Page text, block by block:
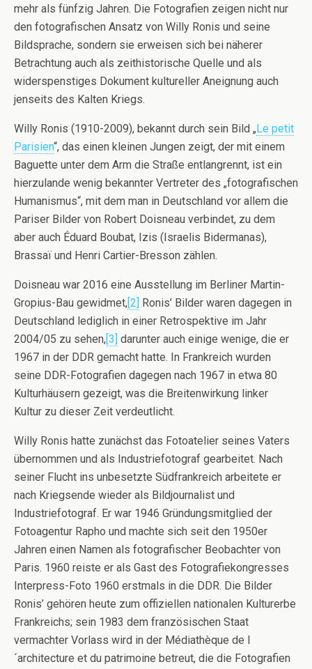
mehr als fünfzig Jahren. Die Fotografien zeigen nicht nur
den fotografischen Ansatz von Willy Ronis und seine
Bildsprache, sondern sie erweisen sich bei näherer
Betrachtung auch als zeithistorische Quelle und als
widerspenstiges Dokument kultureller Aneignung auch
jenseits des Kalten Kriegs.
Willy Ronis (1910-2009), bekannt durch sein Bild „ Le petit
Parisien“, das einen kleinen Jungen zeigt, der mit einem
Baguette unter dem Arm die Straße entlangrennt, ist ein
hierzulande wenig bekannter Vertreter des „fotografischen
Humanismus“, mit dem man in Deutschland vor allem die
Pariser Bilder von Robert Doisneau verbindet, zu dem
aber auch Éduard Boubat, Izis (Israelis Bidermanas),
Brassaï und Henri Cartier-Bresson zählen.
Doisneau war 2016 eine Ausstellung im Berliner Martin-
Gropius-Bau gewidmet, [2]
Ronis’ Bilder waren dagegen in
Deutschland lediglich in einer Retrospektive im Jahr
2004/05 zu sehen, [3] darunter auch einige wenige, die er
1967 in der DDR gemacht hatte. In Frankreich wurden
seine DDR-Fotografien dagegen nach 1967 in etwa 80
Kulturhäusern gezeigt, was die Breitenwirkung linker
Kultur zu dieser Zeit verdeutlicht.
Willy Ronis hatte zunächst das Fotoatelier seines Vaters
übernommen und als Industriefotograf gearbeitet. Nach
seiner Flucht ins unbesetzte Südfrankreich arbeitete er
nach Kriegsende wieder als Bildjournalist und
Industriefotograf. Er war 1946 Gründungsmitglied der
Fotoagentur Rapho und machte sich seit den 1950er
Jahren einen Namen als fotografischer Beobachter von
Paris. 1960 reiste er als Gast des Fotografiekongresses
Interpress-Foto 1960 erstmals in die DDR. Die Bilder
Ronis’ gehören heute zum offiziellen nationalen Kulturerbe
Frankreichs; sein 1983 dem französischen Staat
vermachter Vorlass wird in der Médiathèque de l
´architecture et du patrimoine betreut, die die Fotografien